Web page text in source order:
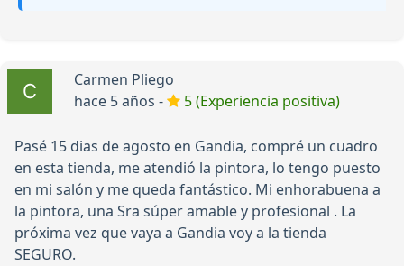
Carmen Pliego
hace 5 años -
5 (Experiencia positiva)
Pasé 15 dias de agosto en Gandia, compré un cuadro
en esta tienda, me atendió la pintora, lo tengo puesto
en mi salón y me queda fantástico. Mi enhorabuena a
la pintora, una Sra súper amable y profesional . La
próxima vez que vaya a Gandia voy a la tienda
SEGURO.